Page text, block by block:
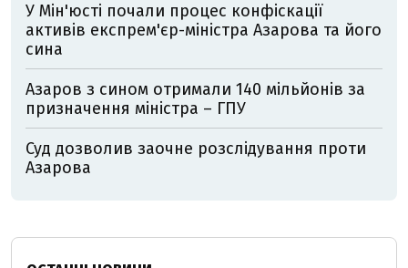
У Мін'юсті почали процес конфіскації
активів експрем'єр-міністра Азарова та його
сина
Азаров з сином отримали 140 мільйонів за
призначення міністра – ГПУ
Суд дозволив заочне розслідування проти
Азарова